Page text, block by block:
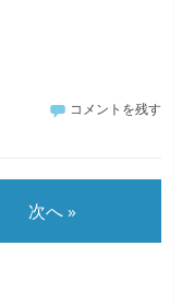
コメントを残す
次へ »